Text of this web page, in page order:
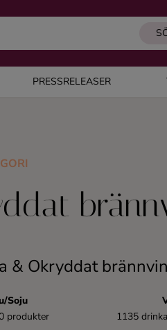
PRESSRELEASER
& Okryddat brännvin
Soju
produkter
1135